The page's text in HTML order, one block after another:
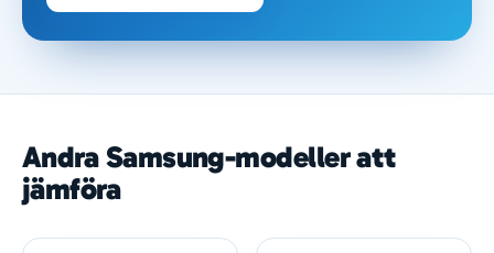
Andra Samsung-modeller att
jämföra